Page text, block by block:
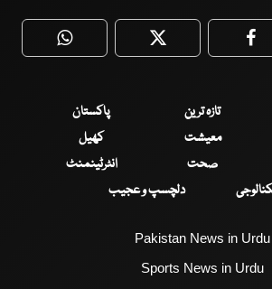
WhatsApp Twitter
تازہ ترین
پاکستان
معیشت
کھیل
صحت
انٹرٹینمنٹ
دلچسپ و عجیب
Pakistan News in Urdu
Sports News in Urdu